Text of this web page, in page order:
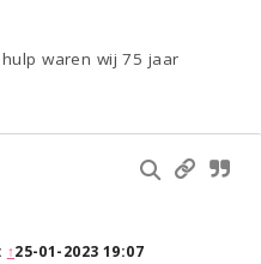
waren wij 75 jaar
↑25-01-2023 19:07